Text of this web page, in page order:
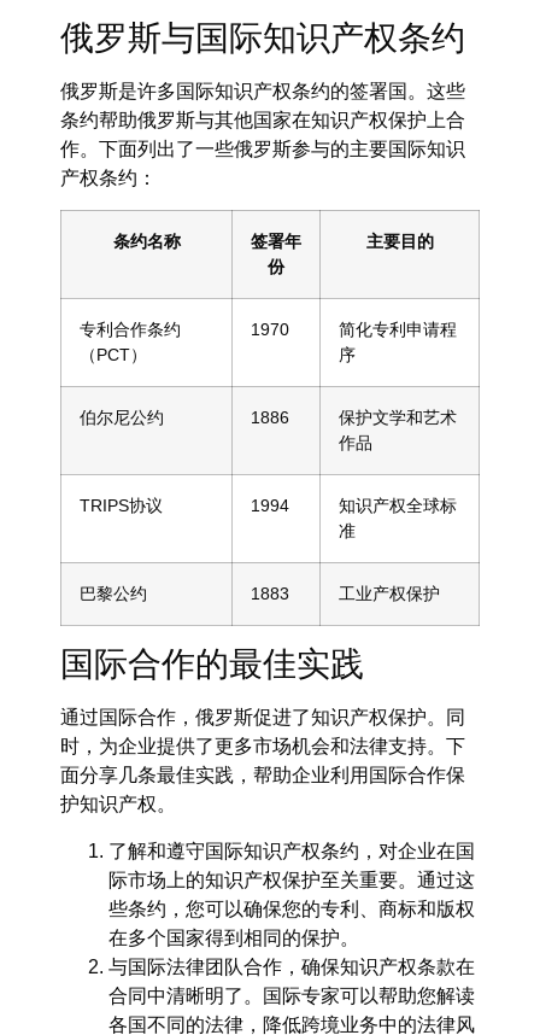
俄罗斯与国际知识产权条约
俄罗斯是许多国际知识产权条约的签署国。这些
条约帮助俄罗斯与其他国家在知识产权保护上合
作。下面列出了一些俄罗斯参与的主要国际知识
产权条约：
条约名称
签署年
份
主要目的
专利合作条约
（PCT）
1970
简化专利申请程
序
伯尔尼公约 1886
保护文学和艺术
作品
TRIPS协议 1994
知识产权全球标
准
巴黎公约 1883 工业产权保护
国际合作的最佳实践
通过国际合作，俄罗斯促进了知识产权保护。同
时，为企业提供了更多市场机会和法律支持。下
面分享几条最佳实践，帮助企业利用国际合作保
护知识产权。
了解和遵守国际知识产权条约，对企业在国
际市场上的知识产权保护至关重要。通过这
些条约，您可以确保您的专利、商标和版权
在多个国家得到相同的保护。
与国际法律团队合作，确保知识产权条款在
合同中清晰明了。国际专家可以帮助您解读
各国不同的法律，降低跨境业务中的法律风